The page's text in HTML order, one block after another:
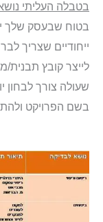
בטבלה העליתי
בטוח שבעסק שלך
ייחודיים שצריך
לייצר קובץ
שעולה צורך לבחון
בשם הפרויקט